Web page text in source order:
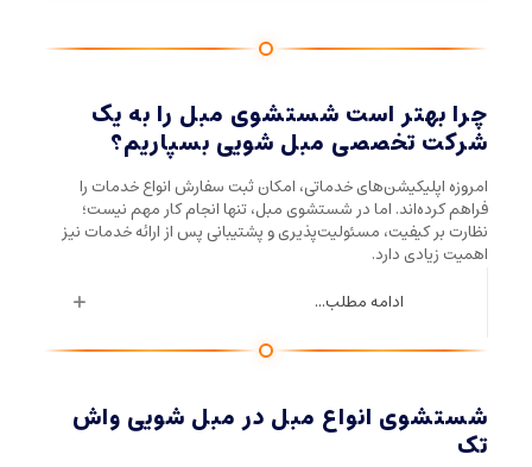
چرا بهتر است شستشوی مبل را به یک
شرکت تخصصی مبل شویی بسپاریم؟
امروزه اپلیکیشن‌های خدماتی، امکان ثبت سفارش انواع خدمات را
فراهم کرده‌اند. اما در شستشوی مبل، تنها انجام کار مهم نیست؛
نظارت بر کیفیت، مسئولیت‌پذیری و پشتیبانی پس از ارائه خدمات نیز
اهمیت زیادی دارد.
ادامه مطلب...
شستشوی انواع مبل در مبل شویی واش
تک